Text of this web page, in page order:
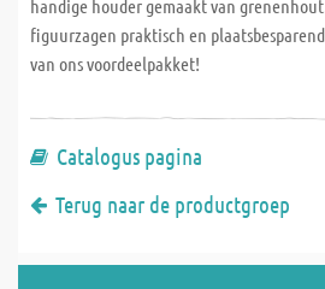
handige houder gemaakt van
figuurzagen praktisch en
van ons voordeelpakket!
Catalogus pagina
Terug naar de productgroep